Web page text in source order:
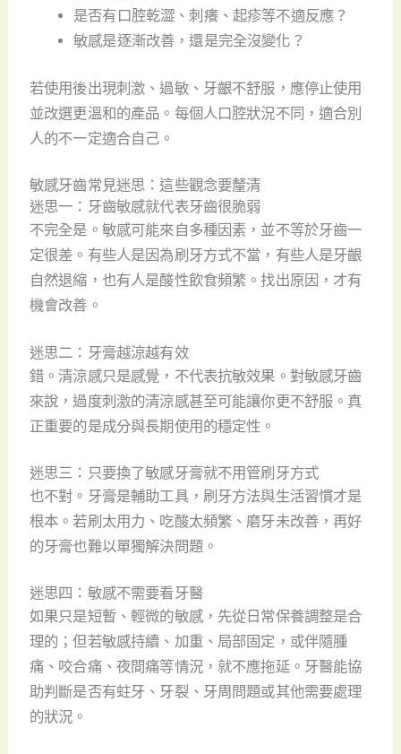
是否有口腔乾澀、刺癢、起疹等不適反應？
敏感是逐漸改善，還是完全沒變化？
若使用後出現刺激、過敏、牙齦不舒服，應停止使用
並改選更溫和的產品。每個人口腔狀況不同，適合別
人的不一定適合自己。
敏感牙齒常見迷思：這些觀念要釐清
迷思一：牙齒敏感就代表牙齒很脆弱
不完全是。敏感可能來自多種因素，並不等於牙齒一
定很差。有些人是因為刷牙方式不當，有些人是牙齦
自然退縮，也有人是酸性飲食頻繁。找出原因，才有
機會改善。
迷思二：牙膏越涼越有效
錯。清涼感只是感覺，不代表抗敏效果。對敏感牙齒
來說，過度刺激的清涼感甚至可能讓你更不舒服。真
正重要的是成分與長期使用的穩定性。
迷思三：只要換了敏感牙膏就不用管刷牙方式
也不對。牙膏是輔助工具，刷牙方法與生活習慣才是
根本。若刷太用力、吃酸太頻繁、磨牙未改善，再好
的牙膏也難以單獨解決問題。
迷思四：敏感不需要看牙醫
如果只是短暫、輕微的敏感，先從日常保養調整是合
理的；但若敏感持續、加重、局部固定，或伴隨腫
痛、咬合痛、夜間痛等情況，就不應拖延。牙醫能協
助判斷是否有蛀牙、牙裂、牙周問題或其他需要處理
的狀況。